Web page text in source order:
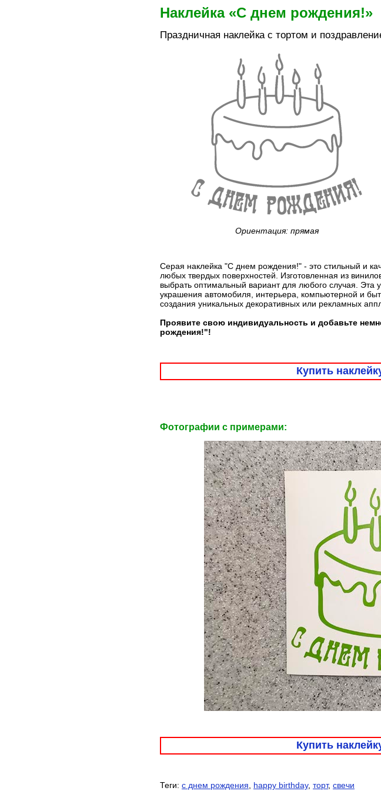
Наклейка «С днем рождения!»
Праздничная наклейка с тортом и
Ориентация: прямая
Серая наклейка "С днем рождения!" - это стильный и
любых твердых поверхностей. Изготовленная из
выбрать оптимальный вариант для любого случая. Эта
украшения автомобиля, интерьера, компьютерной и
создания уникальных декоративных или рекламных
Проявите свою индивидуальность и добавьте
рождения!"!
Купить
Фотографии c примерами:
Купить
Теги: с днем рождения happy birthday, торт, свечи